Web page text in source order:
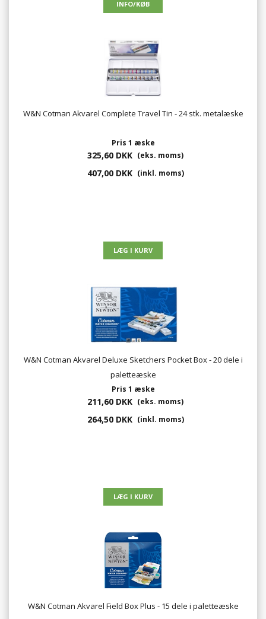
W&N Cotman Akvarel Complete Travel Tin - 24 stk. metalæske
Pris 1 æske
325,60 DKK (eks. moms)
407,00 DKK (inkl. moms)
W&N Cotman Akvarel Deluxe Sketchers Pocket Box - 20 dele i
paletteæske
Pris 1 æske
211,60 DKK (eks. moms)
264,50 DKK (inkl. moms)
W&N Cotman Akvarel Field Box Plus - 15 dele i paletteæske